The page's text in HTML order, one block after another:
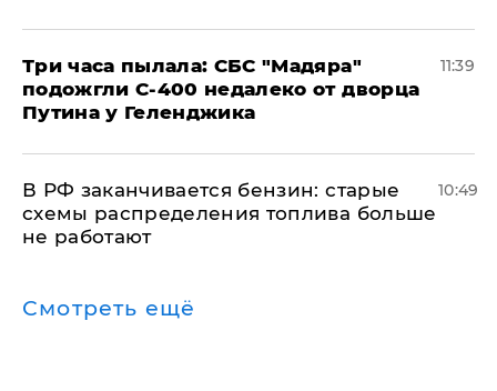
Три часа пылала: СБС "Мадяра"
подожгли С-400 недалеко от дворца
Путина у Геленджика
11:39
​В РФ заканчивается бензин: старые
схемы распределения топлива больше
не работают
10:49
Смотреть ещё